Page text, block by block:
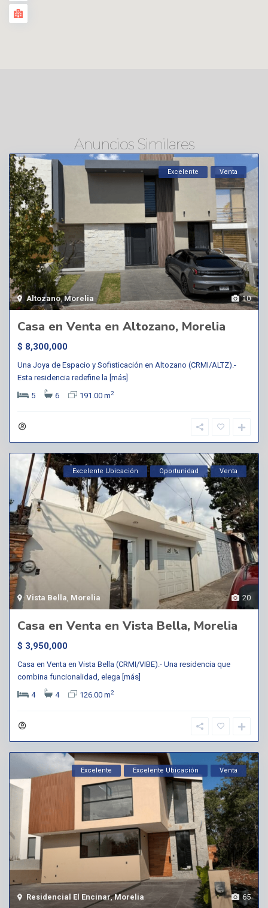
Anuncios Similares
10
Altozano,Morelia
Excelente Venta
Casa en Venta en Altozano, Morelia
$ 8,300,000
Una Joya de Espacio y Sofisticación en Altozano (CRMI/ALTZ).-
Esta residencia redefine la [más]
5
6 191.00 m2
20
Vista Bella Morelia
Excelente Ubicación Oportunidad Venta
Casa en Venta en Vista Bella, Morelia
$ 3,950,000
Casa en Venta en Vista Bella (CRMI/VIBE).- Una residencia que
combina funcionalidad, elega [más]
4
4 126.00 m2
65
Residencial El Encinar,Morelia
Excelente Excelente Ubicación Venta